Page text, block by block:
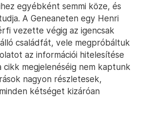
egyébként semmi köze, és
A Geneaneten egy Henri
vezette végig az igencsak
családfát, vele megpróbáltuk
az információi hitelesítése
megjelenéséig nem kaptunk
nagyon részletesek,
kétséget kizáróan